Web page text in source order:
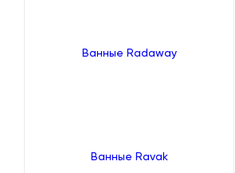
Ванные Radaway
Ванные Ravak